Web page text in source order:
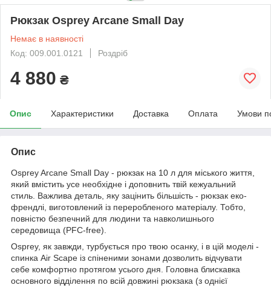
Рюкзак Osprey Arcane Small Day
Немає в наявності
Код: 009.001.0121
Роздріб
4 880 ₴
Опис Характеристики Доставка Оплата Умови
Опис
Osprey Arcane Small Day - рюкзак на 10 л для міського життя,
який вмістить усе необхідне і доповнить твій кежуальний
стиль. Важлива деталь, яку зацінить більшість - рюкзак еко-
френдлі, виготовлений із переробленого матеріалу. Тобто,
повністю безпечний для людини та навколишнього
середовища (PFC-free).
Osprey, як завжди, турбується про твою осанку, і в цій моделі -
спинка Air Scape із спіненими зонами дозволить відчувати
себе комфортно протягом усього дня. Головна блискавка
основного відділення по всій довжині рюкзака (з однієї